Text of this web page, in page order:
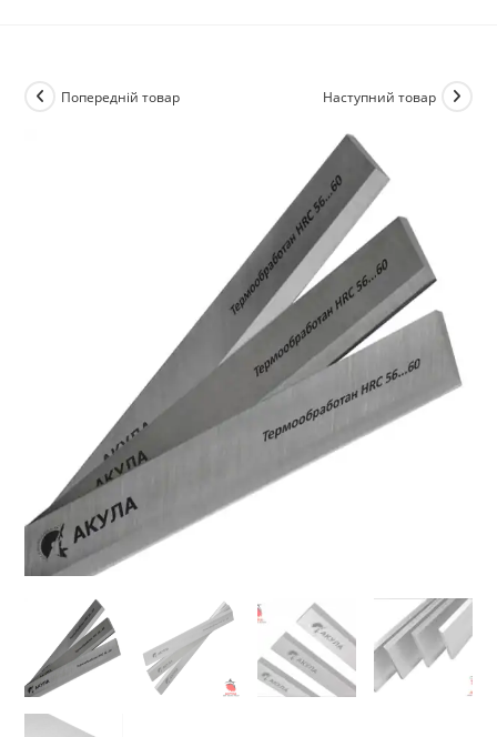
Попередній товар Наступний товар